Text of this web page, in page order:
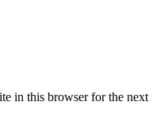
in this browser for the next